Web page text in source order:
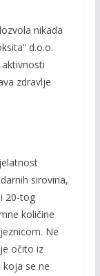
nikada
d.o.o.
zdravlje
sirovina,
20-tog
količine
Ne
očito iz
se ne